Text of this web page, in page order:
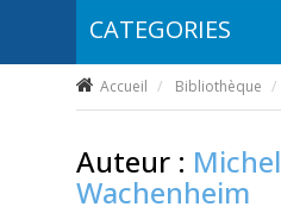
Accueil Bibliothèque
Auteur : Michel
Wachenheim